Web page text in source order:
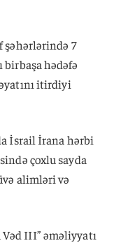
7
birbaşa hədəfə
itirdiyi
İsrail İrana hərbi
çoxlu sayda
alimləri və
III” əməliyyatı